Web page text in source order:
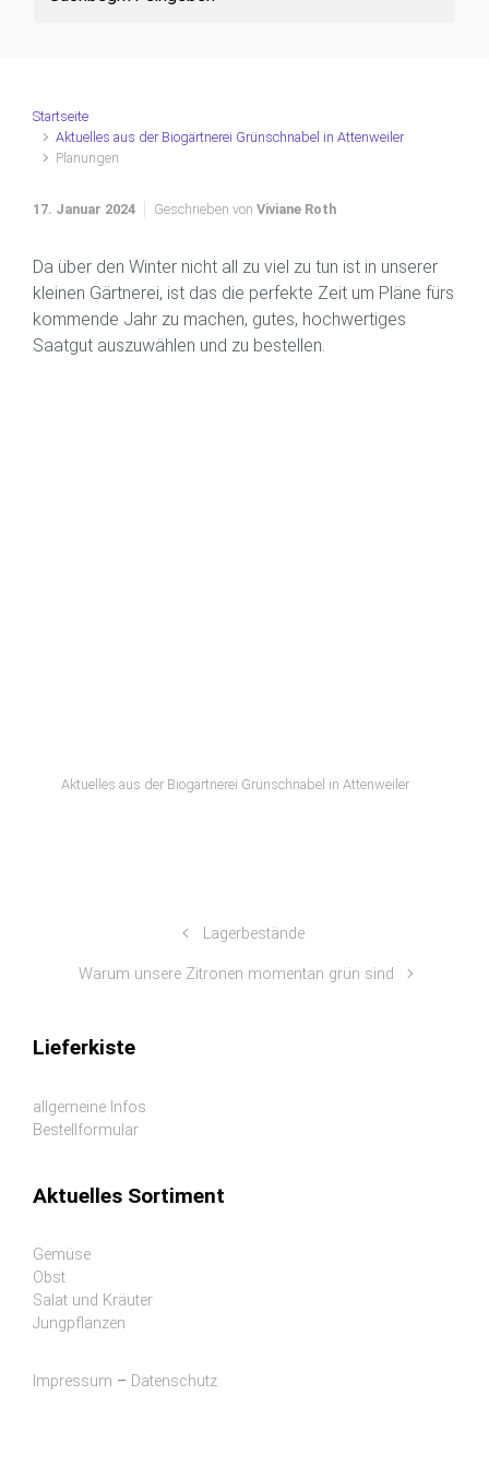
Startseite
Aktuelles aus der Biogärtnerei Grünschnabel in Attenweiler
Planungen
17. Januar 2024 Geschrieben von Viviane Roth
Da über den Winter nicht all zu viel zu tun ist in unserer
kleinen Gärtnerei, ist das die perfekte Zeit um Pläne fürs
kommende Jahr zu machen, gutes, hochwertiges
Saatgut auszuwählen und zu bestellen.
Aktuelles aus der Biogärtnerei Grünschnabel in Attenweiler
Lagerbestände
Warum unsere Zitronen momentan grün sind
Lieferkiste
allgemeine Infos
Bestellformular
Aktuelles Sortiment
Gemüse
Obst
Salat und Kräuter
Jungpflanzen
Impressum – Datenschutz